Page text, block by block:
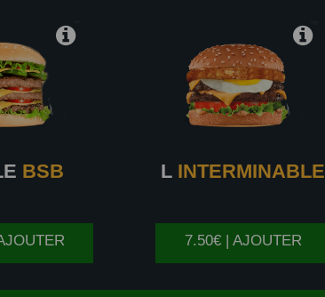
BSB L INTERMINABLE
7.50€ | AJOUTER